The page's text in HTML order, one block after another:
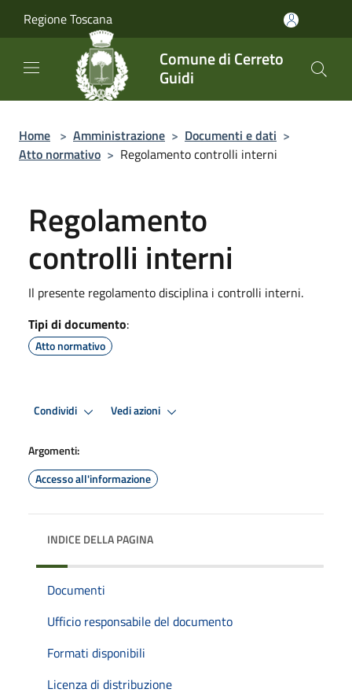
Regione Toscana
Comune di Cerreto
Guidi
Home > Amministrazione > Documenti e dati >
Atto normativo > Regolamento controlli interni
Regolamento
controlli interni
Il presente regolamento disciplina i controlli interni.
Tipi di documento:
Atto normativo
Condividi Vedi azioni
Argomenti:
Accesso all'informazione
INDICE DELLA PAGINA
Documenti
Ufficio responsabile del documento
Formati disponibili
Licenza di distribuzione